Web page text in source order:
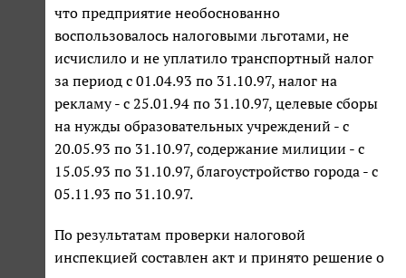
что предприятие необоснованно
воспользовалось налоговыми льготами, не
исчислило и не уплатило транспортный налог
за период с 01.04.93 по 31.10.97, налог на
рекламу - с 25.01.94 по 31.10.97, целевые сборы
на нужды образовательных учреждений - с
20.05.93 по 31.10.97, содержание милиции - с
15.05.93 по 31.10.97, благоустройство города - с
05.11.93 по 31.10.97.
По результатам проверки налоговой
инспекцией составлен акт и принято решение о